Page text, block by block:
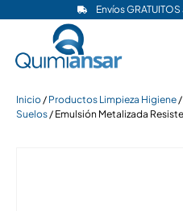
Envíos
Inicio / Productos Limpieza Higiene /
Suelos / Emulsión Metalizada